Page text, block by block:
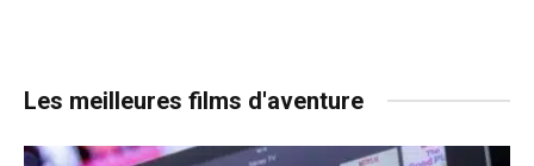
Les meilleures films d'aventure